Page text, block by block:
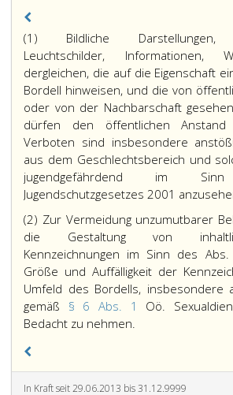
(1) Bildliche Darstellungen,
Leuchtschilder, Informationen,
dergleichen, die auf die Eigenschaft
Bordell hinweisen, und die von
oder von der Nachbarschaft
dürfen den öffentlichen Anstand
Verboten sind insbesondere
aus dem Geschlechtsbereich und
jugendgefährdend im
Jugendschutzgesetzes 2001
(2) Zur Vermeidung unzumutbarer
die Gestaltung von
Kennzeichnungen im Sinn des
Größe und Auffälligkeit der
Umfeld des Bordells, insbesondere
gemäß § 6 Abs. 1 Oö.
Bedacht zu nehmen.
In Kraft seit 29.06.2013 bis 31.12.9999